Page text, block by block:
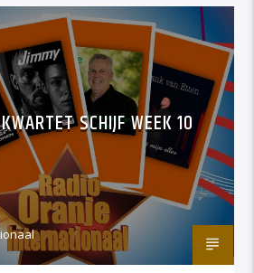
SCHIJF WEEK 10